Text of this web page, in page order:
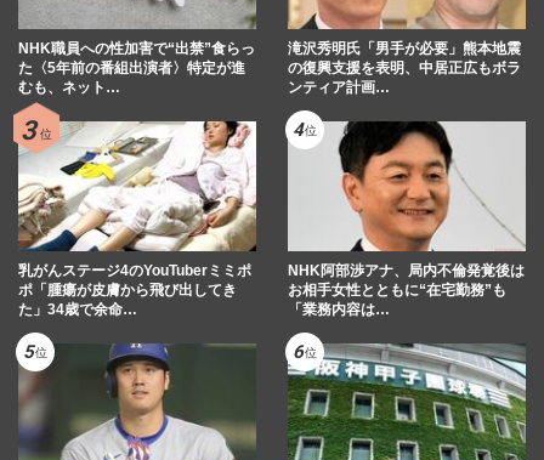
NHK職員への性加害で“出禁”食らっ
た〈5年前の番組出演者〉特定が進
むも、ネット…
滝沢秀明氏「男手が必要」熊本地震
の復興支援を表明、中居正広もボラ
ンティア計画…
乳がんステージ4のYouTuberミミポ
ポ「腫瘍が皮膚から飛び出してき
た」34歳で余命…
NHK阿部渉アナ、局内不倫発覚後は
お相手女性とともに“在宅勤務”も
「業務内容は…